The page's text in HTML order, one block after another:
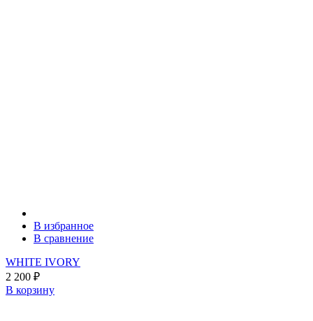
В избранное
В сравнение
WHITE IVORY
2 200 ₽
В корзину